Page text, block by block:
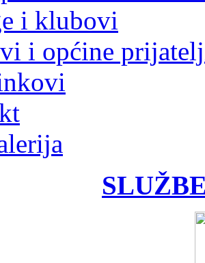
i klubovi
i općine